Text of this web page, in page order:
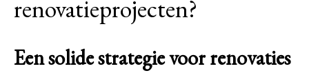
renovatieprojecten?
Een solide strategie voor renovaties